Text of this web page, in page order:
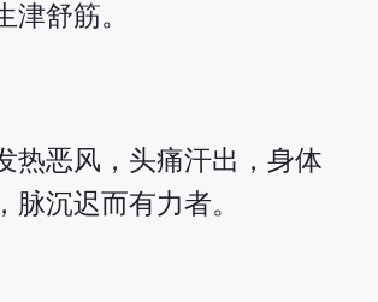
津舒筋。
热恶风，头痛汗出，身体
脉沉迟而有力者。